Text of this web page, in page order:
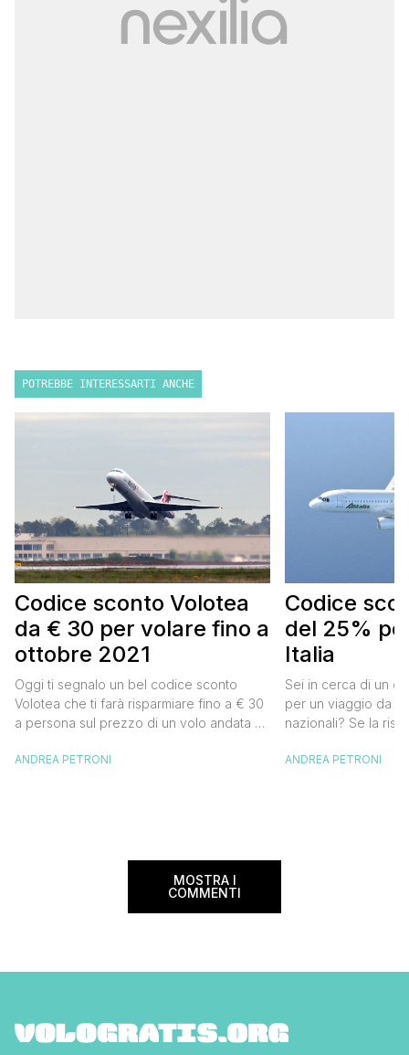
POTREBBE INTERESSARTI ANCHE
Codice sconto Volotea
da € 30 per volare fino a
ottobre 2021
Oggi ti segnalo un bel codice sconto
Volotea che ti farà risparmiare fino a € 30
a persona sul prezzo di un volo andata e
15 a tratta, che diventano € 30 su un volo
ANDREA PETRONI
Codice
del 25%
Italia
Sei in cerca di un
per un viaggio da
nazionali? Se la
Alitalia per l’Italia.
ANDREA PETRONI
MOSTRA I
COMMENTI